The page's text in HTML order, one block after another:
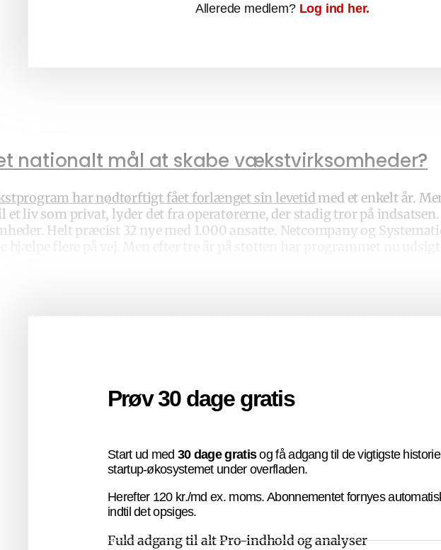
Allerede medlem? Log ind her.
nationalt mål at skabe vækstvirksomheder?
har nødtørftigt fået forlænget sin levetidmed et enkelt år.
et liv som privat, lyder det fra operatørerne, der stadig tror på
Helt præcist 32 nye med 1.000 ansatte. Netcompany og
Prøv 30 dage gratis
Start ud med 30 dage gratisog få adgang til de vigtigste
startup-økosystemet under overfladen.
Herefter 120 kr./md ex. moms. Abonnementet fornyes
indtil det opsiges.
Fuld adgang til alt Pro-indhold og analyser